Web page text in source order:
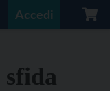
Accedi
sfida